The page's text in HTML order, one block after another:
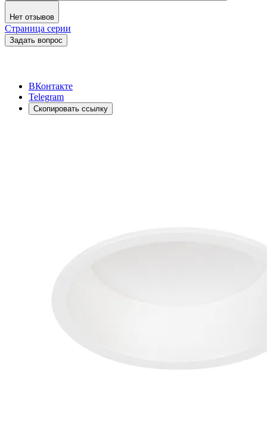
Нет отзывов
Страница серии
Задать вопрос
ВКонтакте
Telegram
Скопировать ссылку